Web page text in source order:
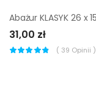
31,00 zł
( 39 Opinii )